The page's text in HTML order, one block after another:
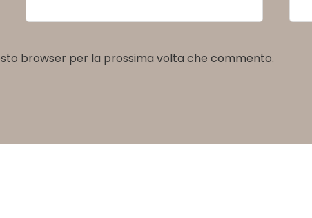
browser per la prossima volta che commento.